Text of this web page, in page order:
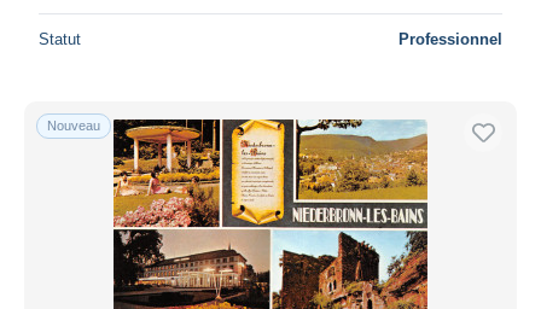
Statut Professionnel
Nouveau